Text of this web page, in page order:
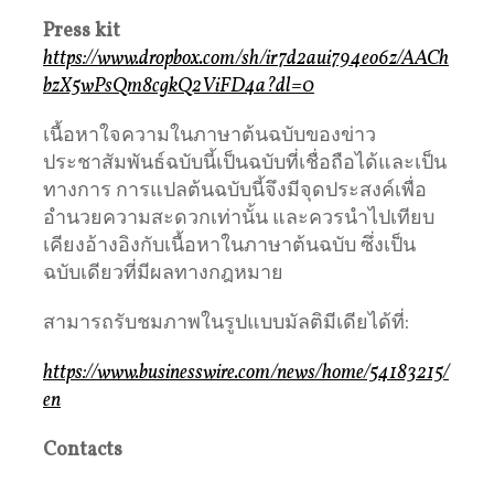
Press kit
https://www.dropbox.com/sh/ir7d2aui794eo6z/AACh
bzX5wPsQm8cgkQ2ViFD4a?dl=0
เนื้อหาใจความในภาษาต้นฉบับของข่าว
ประชาสัมพันธ์ฉบับนี้เป็นฉบับที่เชื่อถือได้และเป็น
ทางการ การแปลต้นฉบับนี้จึงมีจุดประสงค์เพื่อ
อำนวยความสะดวกเท่านั้น และควรนำไปเทียบ
เคียงอ้างอิงกับเนื้อหาในภาษาต้นฉบับ ซึ่งเป็น
ฉบับเดียวที่มีผลทางกฎหมาย
สามารถรับชมภาพในรูปแบบมัลติมีเดียได้ที่:
https://www.businesswire.com/news/home/54183215/
en
Contacts